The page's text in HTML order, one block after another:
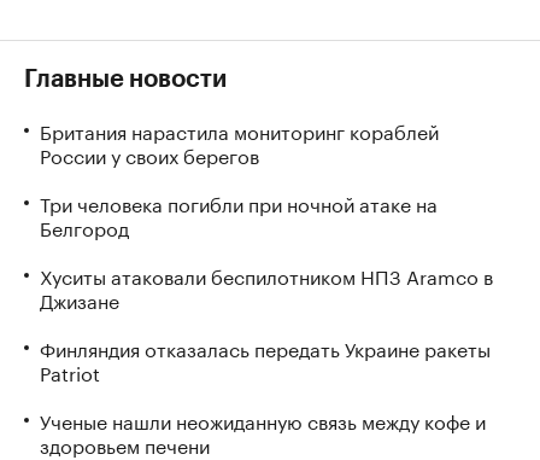
Главные новости
Британия нарастила мониторинг кораблей
России у своих берегов
Три человека погибли при ночной атаке на
Белгород
Хуситы атаковали беспилотником НПЗ Aramco в
Джизане
Финляндия отказалась передать Украине ракеты
Patriot
Ученые нашли неожиданную связь между кофе и
здоровьем печени